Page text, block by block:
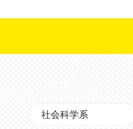
社会科学系